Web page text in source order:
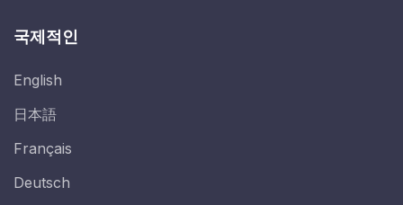
국제적인
English
日本語
Français
Deutsch